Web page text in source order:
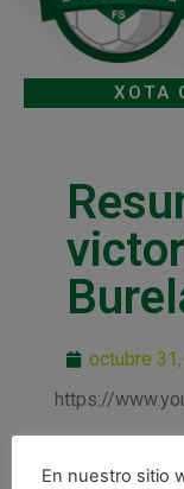
XOTA
octubre
https://
En nuestro sitio